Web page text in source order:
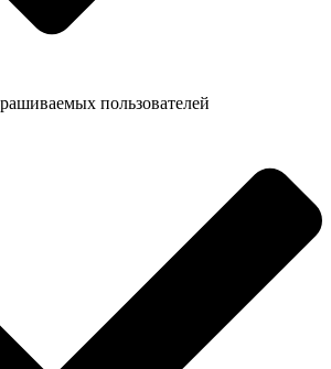
пользователей